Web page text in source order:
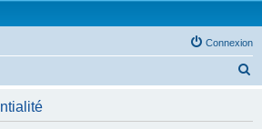
Connexion